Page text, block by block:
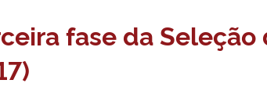
fase da